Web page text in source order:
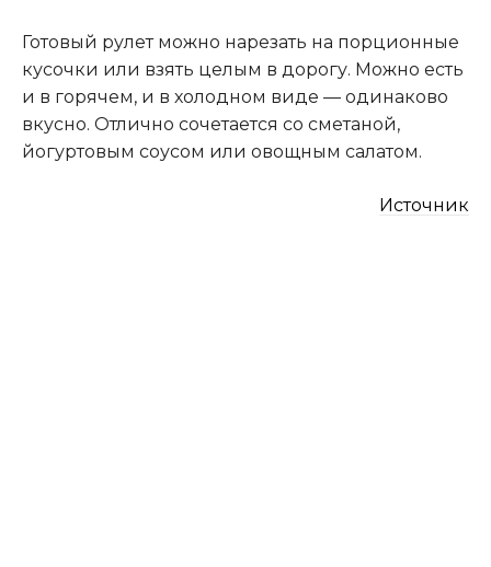
Готовый рулет можно нарезать на порционные
кусочки или взять целым в дорогу. Можно есть
и в горячем, и в холодном виде — одинаково
вкусно. Отлично сочетается со сметаной,
йогуртовым соусом или овощным салатом.
Источник